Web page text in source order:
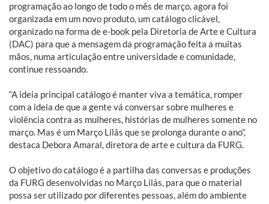
programação ao longo de todo o mês de março, agora foi
organizada em um novo produto, um catálogo clicável,
organizado na forma de e-book pela Diretoria de Arte e Cultura
(DAC) para que a mensagem da programação feita a muitas
mãos, numa articulação entre universidade e comunidade,
continue ressoando.
“A ideia principal catálogo é manter viva a temática, romper
com a ideia de que a gente vá conversar sobre mulheres e
violência contra as mulheres, histórias de mulheres somente no
março. Mas é um Março Lilás que se prolonga durante o ano”,
destaca Debora Amaral, diretora de arte e cultura da FURG.
O objetivo do catálogo é a partilha das conversas e produções
da FURG desenvolvidas no Março Lilás, para que o material
possa ser utilizado por diferentes pessoas, além do ambiente